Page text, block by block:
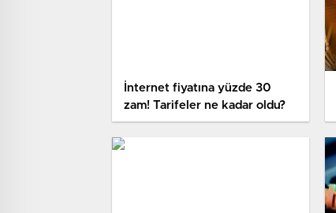
İnternet fiyatına yüzde 30
zam! Tarifeler ne kadar oldu?